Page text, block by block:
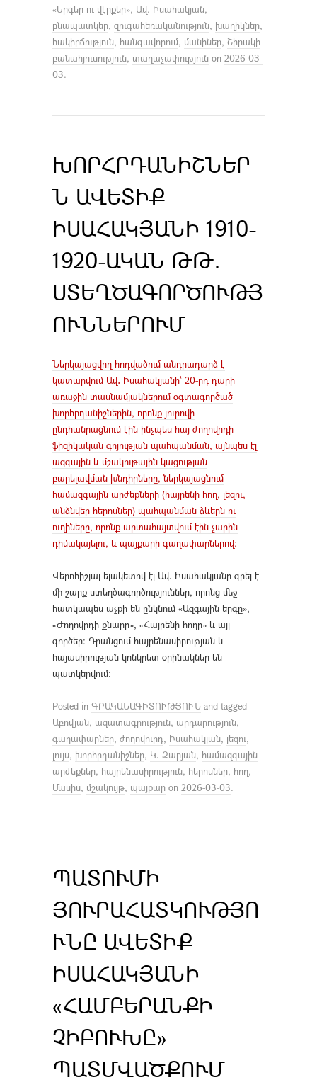
«Երգեր ու վէրքեր», Ավ. Իսահակյան,
բնապատկեր, զուգահեռականություն, խաղիկներ,
հակիրճություն, հանգավորում, մանիներ, Շիրակի
բանահյուսություն, տաղաչափություն on 2026-03-
03.
ԽՈՐՀՐԴԱՆԻՇՆԵՐ
Ն ԱՎԵՏԻՔ
ԻՍԱՀԱԿՅԱՆԻ 1910-
1920-ԱԿԱՆ ԹԹ․
ՍՏԵՂԾԱԳՈՐԾՈՒԹՅ
ՈՒՆՆԵՐՈՒՄ
Ներկայացվող հոդվածում անդրադարձ է
կատարվում Ավ․ Իսահակյանի՝ 20-րդ դարի
առաջին տասնամյակներում օգտագործած
խորհրդանիշներին, որոնք յուրովի
ընդհանրացնում էին ինչպես հայ ժողովրդի
ֆիզիկական գոյության պահպանման, այնպես էլ
ազգային և մշակութային կացության
բարելավման խնդիրները, ներկայացնում
համազգային արժեքների (հայրենի հող, լեզու,
անձնվեր հերոսներ) պահպանման ձևերն ու
ուղիները, որոնք արտահայտվում էին չարին
դիմակայելու, և պայքարի գաղափարներով։
Վերոհիշյալ ելակետով էլ Ավ․ Իսահակյանը գրել է
մի շարք ստեղծագործություններ, որոնց մեջ
հատկապես աչքի են ընկնում «Ազգային երգը»,
«Ժողովրդի քնարը», «Հայրենի հողը» և այլ
գործեր։ Դրանցում հայրենասիրության և
հայասիրության կոնկրետ օրինակներ են
պատկերվում։
Posted in ԳՐԱԿԱՆԱԳԻՏՈՒԹՅՈՒՆ and tagged
Աբովյան, ազատագրություն, արդարություն,
գաղափարներ, ժողովուրդ, Իսահակյան, լեզու,
լույս, խորհրդանիշներ, Կ․ Զարյան, համազգային
արժեքներ, հայրենասիրություն, հերոսներ, հող,
Մասիս, մշակույթ, պայքար on 2026-03-03.
ՊԱՏՈՒՄԻ
ՅՈՒՐԱՀԱՏԿՈՒԹՅՈ
ՒՆԸ ԱՎԵՏԻՔ
ԻՍԱՀԱԿՅԱՆԻ
«ՀԱՄԲԵՐԱՆՔԻ
ՉԻԲՈՒԽԸ»
ՊԱՏՄՎԱԾՔՈՒՄ